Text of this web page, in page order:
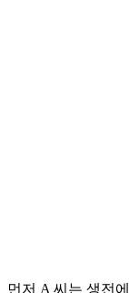
먼저 A 씨는 생전